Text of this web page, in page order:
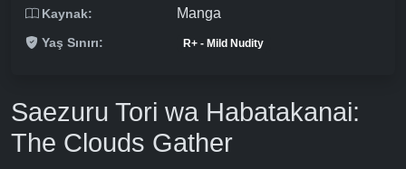
Kaynak: Manga
Yaş Sınırı: R+ - Mild Nudity
Saezuru Tori wa Habatakanai:
The Clouds Gather